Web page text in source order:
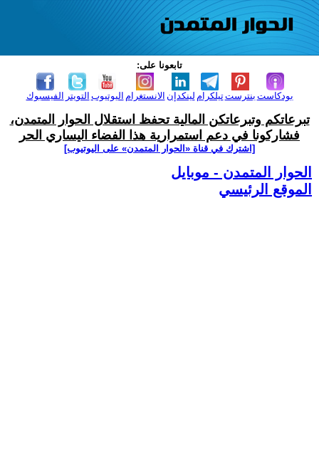
تابعونا على:
الفيسبوك التويتر اليوتيوب الانستغرام لينكدإن تيلكرامبنترست بودكاست
تبرعاتكم وتبرعاتكن المالية تحفظ استقلال الحوار المتمدن،
فشاركونا في دعم استمرارية هذا الفضاء اليساري الحر
[اشترك في قناة ‫«الحوار المتمدن» على اليوتيوب]
الحوار المتمدن - موبايل
الموقع الرئيسي